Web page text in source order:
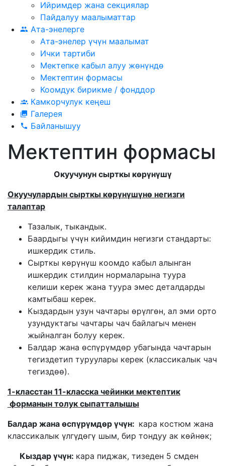
Ийримдер жана секциялар
Пайдалуу маалыматтар
Ата-энелерге
Ата-энелер үчүн маалымат
Ички тартиби
Мектепке кабыл алуу жөнүндө
Мектептин формасы
Коомдук бирикме / фонддор
Камкорчулук кеңеш
Галерея
Байланышуу
Мектептин формасы
Окуучунун сырткы кѳрүнүшү
Окуучулардын сырткы кѳрүнүшүнѳ негизги
талаптар
Тазалык, тыкандык.
Баардыгы үчүн кийимдин негизги стандарты:
ишкердик стиль.
Сырткы кѳрүнүш коомдо кабыл алынган
ишкердик стилдин нормаларына туура
келиши керек жана туура эмес деталдарды
камтыбаш керек.
Кыздардын узун чачтары ѳрүлгѳн, ал эми орто
узундуктагы чачтары чач байлагыч менен
жыйналган болуу керек.
Балдар жана ѳспүрүмдѳр убагында чачтарын
тегиздетип туруулары керек (классикалык чач
тегиздѳѳ).
1-класстан 11-класска чейинки мектептик
форманын толук сыпатталышы
Балдар жана ѳспүрүмдѳр үчүн: кара костюм жана
классикалык үлгүдѳгү шым, бир тондуу ак кѳйнѳк;
Кыздар үчүн: кара пиджак, тизеден 5 смден